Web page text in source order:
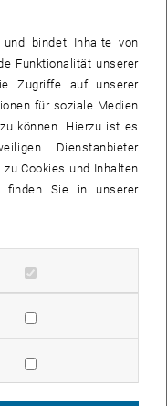
und bindet Inhalte von
Funktionalität unserer
Zugriffe auf unserer
für soziale Medien
können. Hierzu ist es
Dienstanbieter
Cookies und Inhalten
finden Sie in unserer
zulassen
Cookies zulassen
Cookies zulassen